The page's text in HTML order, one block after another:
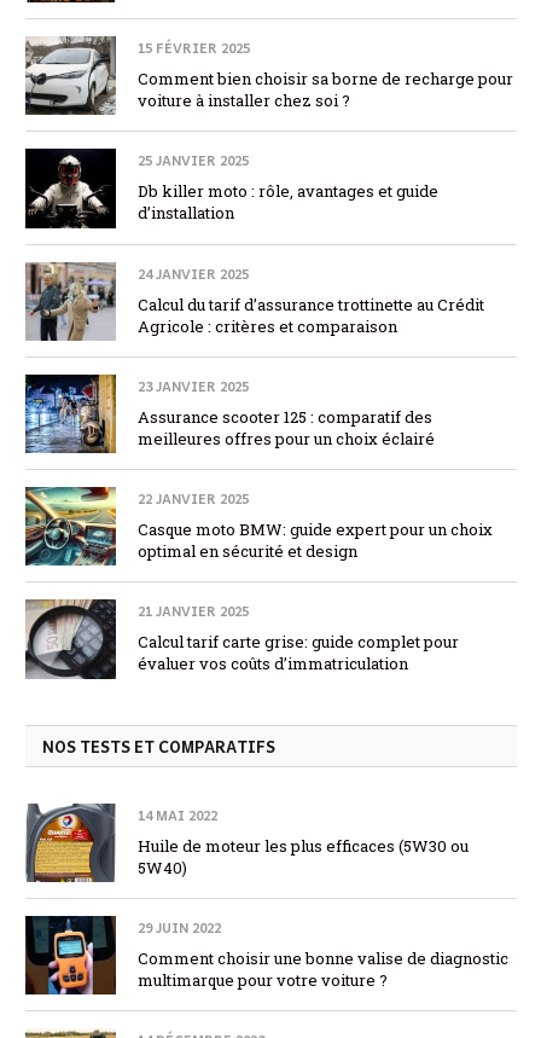
15 FÉVRIER 2025
Comment bien choisir sa borne de recharge pour
voiture à installer chez soi ?
25 JANVIER 2025
Db killer moto : rôle, avantages et guide
d’installation
24 JANVIER 2025
Calcul du tarif d’assurance trottinette au Crédit
Agricole : critères et comparaison
23 JANVIER 2025
Assurance scooter 125 : comparatif des
meilleures offres pour un choix éclairé
22 JANVIER 2025
Casque moto BMW: guide expert pour un choix
optimal en sécurité et design
21 JANVIER 2025
Calcul tarif carte grise: guide complet pour
évaluer vos coûts d’immatriculation
NOS TESTS ET COMPARATIFS
14 MAI 2022
Huile de moteur les plus efficaces (5W30 ou
5W40)
29 JUIN 2022
Comment choisir une bonne valise de diagnostic
multimarque pour votre voiture ?